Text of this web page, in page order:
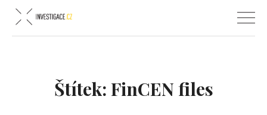
Štítek: FinCEN files